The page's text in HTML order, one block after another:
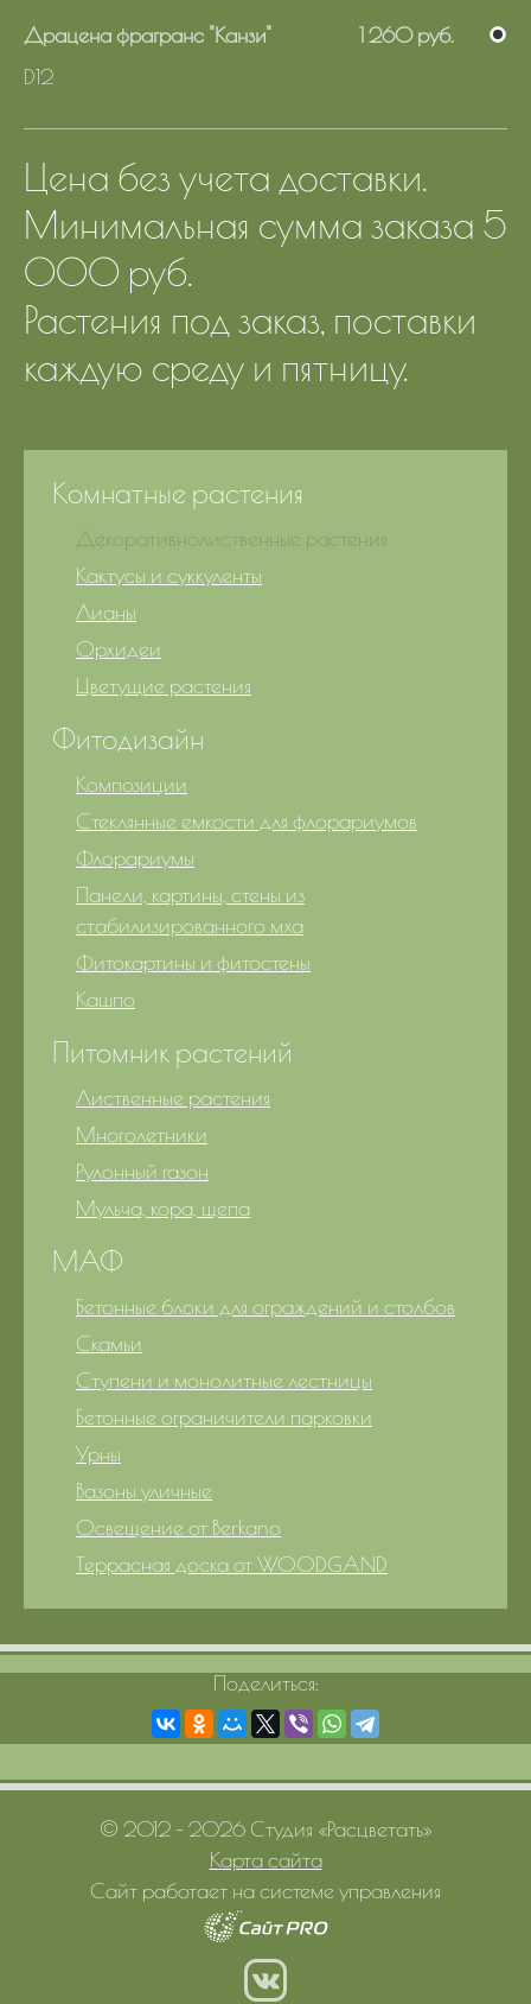
Драцена фрагранс "Канзи"
D12
1 260 руб.
Цена без учета доставки.
Минимальная сумма заказа 5
000 руб.
Растения под заказ, поставки
каждую среду и пятницу.
Комнатные растения
Декоративнолиственные растения
Кактусы и суккуленты
Лианы
Орхидеи
Цветущие растения
Фитодизайн
Композиции
Стеклянные емкости для флорариумов
Флорариумы
Панели, картины, стены из
стабилизированного мха
Фитокартины и фитостены
Кашпо
Питомник растений
Лиственные растения
Многолетники
Рулонный газон
Мульча, кора, щепа
МАФ
Бетонные блоки для ограждений и столбов
Скамьи
Ступени и монолитные лестницы
Бетонные ограничители парковки
Урны
Вазоны уличные
Освещение от Berkano
Террасная доска от WOODGAND
Поделиться:
© 2012 – 2026 Студия «Расцветать»
Карта сайта
Сайт работает на системе управления